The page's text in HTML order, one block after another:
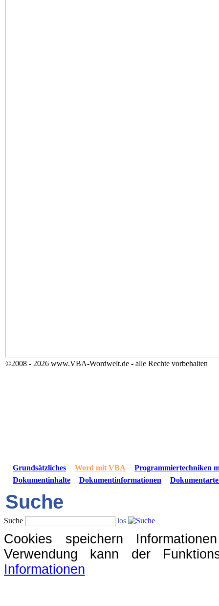
©2008 - 2026 www.VBA-Wordwelt.de - alle Rechte vorbehalten
Grundsätzliches Word mit VBA
Programmiertechniken
Dokumentinhalte
Dokumentinformationen
Suche
Suche los
Cookies speichern
Verwendung kann der
Informationen